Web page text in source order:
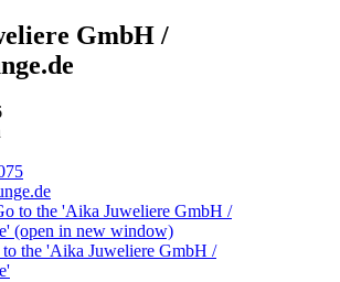
GmbH /
to the 'Aika Juweliere GmbH /
(open in new window)
the 'Aika Juweliere GmbH /